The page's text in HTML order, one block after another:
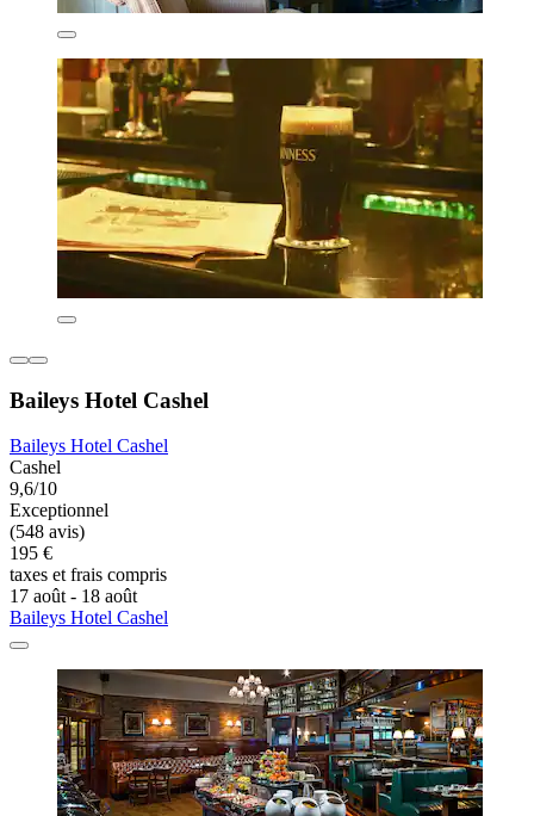
Baileys Hotel Cashel
Baileys Hotel Cashel
Cashel
9,6/10
Exceptionnel
(548 avis)
195 €
taxes et frais compris
17 août - 18 août
Baileys Hotel Cashel